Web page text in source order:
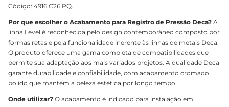
Código: 4916.C26.PQ.
Por que escolher o Acabamento para Registro de Pressão Deca? A
linha Level é reconhecida pelo design contemporâneo composto por
formas retas e pela funcionalidade inerente às linhas de metais Deca.
O produto oferece uma gama completa de compatibilidades que
permite sua adaptação aos mais variados projetos. A qualidade Deca
garante durabilidade e confiabilidade, com acabamento cromado
polido que mantém a beleza estética por longo tempo.
Onde utilizar? O acabamento é indicado para instalação em